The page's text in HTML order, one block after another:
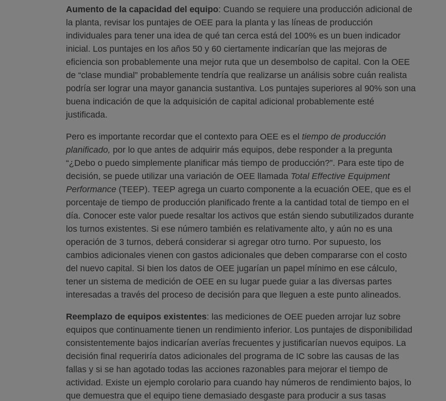
Aumento de la capacidad del equipo: Cuando se requiere una producción adicional de
la planta, revisar los puntajes de OEE para la planta y las líneas de producción
individuales para tener una idea de qué tan cerca está del 100% es un buen indicador
inicial. Los puntajes en los años 50 y 60 ciertamente indicarían que las mejoras de
eficiencia son probablemente una mejor ruta que un desembolso de capital. Con la OEE
de “clase mundial” probablemente tendría que realizarse un análisis sobre cuán realista
podría ser lograr una mayor ganancia sustantiva. Los puntajes superiores al 90% son una
buena indicación de que la adquisición de capital adicional probablemente esté
justificada.
Pero es importante recordar que el contexto para OEE es el tiempo de producción
planificado, por lo que antes de adquirir más equipos, debe responder a la pregunta
“¿Debo o puedo simplemente planificar más tiempo de producción?”. Para este tipo de
decisión, se puede utilizar una variación de OEE llamada Total Effective Equipment
Performance (TEEP). TEEP agrega un cuarto componente a la ecuación OEE, que es el
porcentaje de tiempo de producción planificado frente a la cantidad total de tiempo en el
día. Conocer este valor puede resaltar los activos que están siendo subutilizados durante
los turnos existentes. Si ese número también es relativamente alto, y aún no es una
operación de 3 turnos, deberá considerar si agregar otro turno. Por supuesto, los
cambios adicionales vienen con gastos adicionales que deben compararse con el costo
del nuevo capital. Si bien los datos de OEE jugarían un papel mínimo en ese cálculo,
tener un sistema de medición de OEE en su lugar puede guiar a las diversas partes
interesadas a través del proceso de decisión para que lleguen a este punto alineados.
Reemplazo de equipos existentes: las mediciones de OEE pueden arrojar luz sobre
equipos que continuamente tienen un rendimiento inferior. Los puntajes de disponibilidad
consistentemente bajos indicarían averías frecuentes y justificarían nuevos equipos. La
decisión final requeriría datos adicionales del programa de IC sobre las causas de las
fallas y si se han agotado todas las acciones razonables para mejorar el tiempo de
actividad. Existe un ejemplo corolario para cuando hay números de rendimiento bajos, lo
que demuestra que el equipo tiene demasiado desgaste para producir a sus tasas